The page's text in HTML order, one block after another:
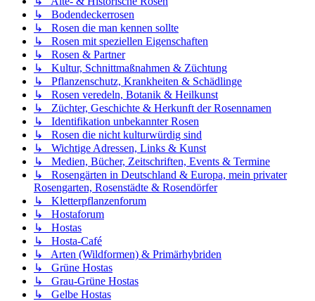
↳ Bodendeckerrosen
↳ Rosen die man kennen sollte
↳ Rosen mit speziellen Eigenschaften
↳ Rosen & Partner
↳ Kultur, Schnittmaßnahmen & Züchtung
↳ Pflanzenschutz, Krankheiten & Schädlinge
↳ Rosen veredeln, Botanik & Heilkunst
↳ Züchter, Geschichte & Herkunft der Rosennamen
↳ Identifikation unbekannter Rosen
↳ Rosen die nicht kulturwürdig sind
↳ Wichtige Adressen, Links & Kunst
↳ Medien, Bücher, Zeitschriften, Events & Termine
↳ Rosengärten in Deutschland & Europa, mein privater
Rosengarten, Rosenstädte & Rosendörfer
↳ Kletterpflanzenforum
↳ Hostaforum
↳ Hostas
↳ Hosta-Café
↳ Arten (Wildformen) & Primärhybriden
↳ Grüne Hostas
↳ Grau-Grüne Hostas
↳ Gelbe Hostas